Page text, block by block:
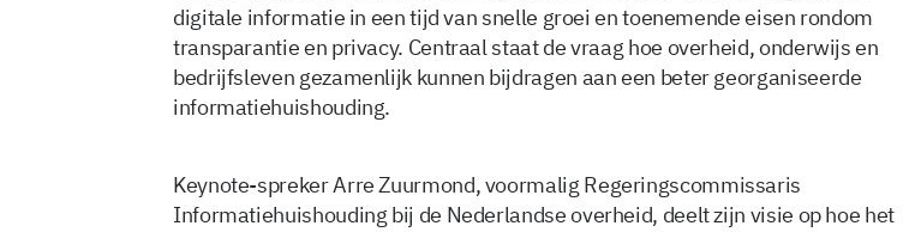
digitale informatie in een tijd van snelle groei en toenemende eisen rondom
transparantie en privacy. Centraal staat de vraag hoe overheid, onderwijs en
bedrijfsleven gezamenlijk kunnen bijdragen aan een beter georganiseerde
informatiehuishouding.
Keynote-spreker Arre Zuurmond, voormalig Regeringscommissaris
Informatiehuishouding bij de Nederlandse overheid, deelt zijn visie op hoe het